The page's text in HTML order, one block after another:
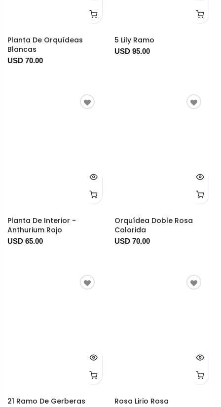
Planta De Orquídeas
Blancas
USD 70.00
5 Lily Ramo
USD 95.00
Planta De Interior -
Anthurium Rojo
USD 65.00
Orquídea Doble Rosa
Colorida
USD 70.00
21 Ramo De Gerberas Rosa Lirio Rosa